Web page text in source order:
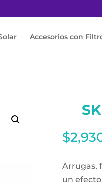
Accesorios con
$
Arrugas,
un